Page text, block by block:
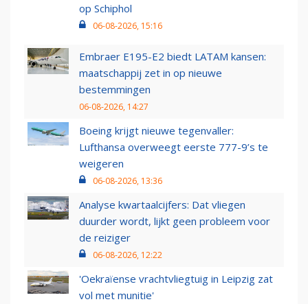
op Schiphol
06-08-2026, 15:16
Embraer E195-E2 biedt LATAM kansen:
maatschappij zet in op nieuwe
bestemmingen
06-08-2026, 14:27
Boeing krijgt nieuwe tegenvaller:
Lufthansa overweegt eerste 777-9’s te
weigeren
06-08-2026, 13:36
Analyse kwartaalcijfers: Dat vliegen
duurder wordt, lijkt geen probleem voor
de reiziger
06-08-2026, 12:22
'Oekraïense vrachtvliegtuig in Leipzig zat
vol met munitie'